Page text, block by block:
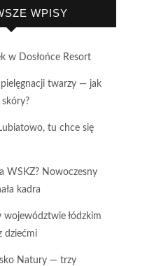
WPISY
w Dosłońce Resort
twarzy — jak
tu chce się
WSKZ? Nowoczesny
kadra
łódzkim
dziećmi
Natury — trzy